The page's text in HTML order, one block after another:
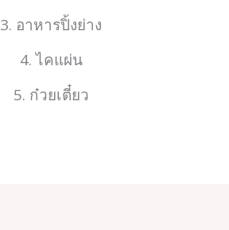
3. อาหารปิ้งย่าง
4. ไคแผ่น
5. ก๋วยเตี๋ยว